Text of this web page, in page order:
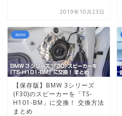
2019年10月23日
BMW
【保存版】BMW 3シリーズ
(F30)のスピーカーを「TS-
H101-BM」に交換！ 交換方法
まとめ